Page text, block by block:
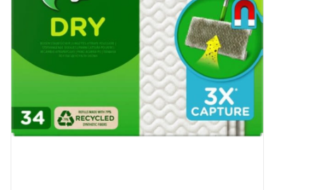
Feestartikelen
School